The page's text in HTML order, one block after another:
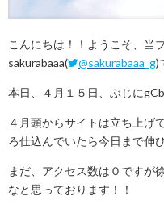
こんにちは！！ようこそ、当
sakurabaaa(
@sakurabaaa_g)
本日、４月１５日、ぶじに
４月頭からサイトは立ち上げ
ろ仕込んでいたら今日まで伸
まだ、アクセス数は０ですが
なと思っております！！